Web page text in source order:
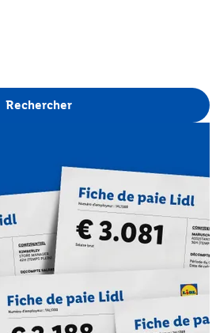
Rechercher